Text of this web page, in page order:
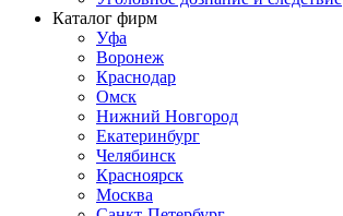
Каталог фирм
Уфа
Воронеж
Краснодар
Омск
Нижний Новгород
Екатеринбург
Челябинск
Красноярск
Москва